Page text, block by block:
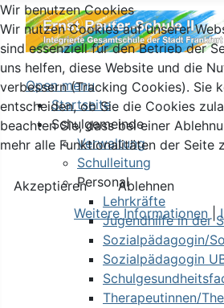
Open menu
Startseite
Schulgemeinde
Verwaltung
Schulleitung
Personal
Lehrkräfte
Jugendhilfe in der
Sozialpädagogin/
Sozialpädagogin
Therapeutinnen/
Wir benutzen Cookies
Wir nutzen Cookies auf unserer
sind essenziell für den Betrieb der
uns helfen, diese Website und die
verbessern (Tracking Cookies). Sie
entscheiden, ob Sie die Cookies
beachten Sie, dass bei einer
mehr alle Funktionalitäten der Seite
Akzeptieren
Ablehnen
Weitere Informationen |